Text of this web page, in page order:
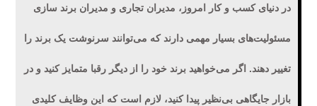
در دنیای کسب و کار امروز، مدیران تجاری و مدیران برند سازی
مسئولیت‌های بسیار مهمی دارند که می‌توانند سرنوشت یک برند را
تغییر دهند. اگر می‌خواهید برند خود را از دیگر رقبا متمایز کنید و در
بازار جایگاهی بی‌نظیر پیدا کنید، لازم است که این وظایف کلیدی